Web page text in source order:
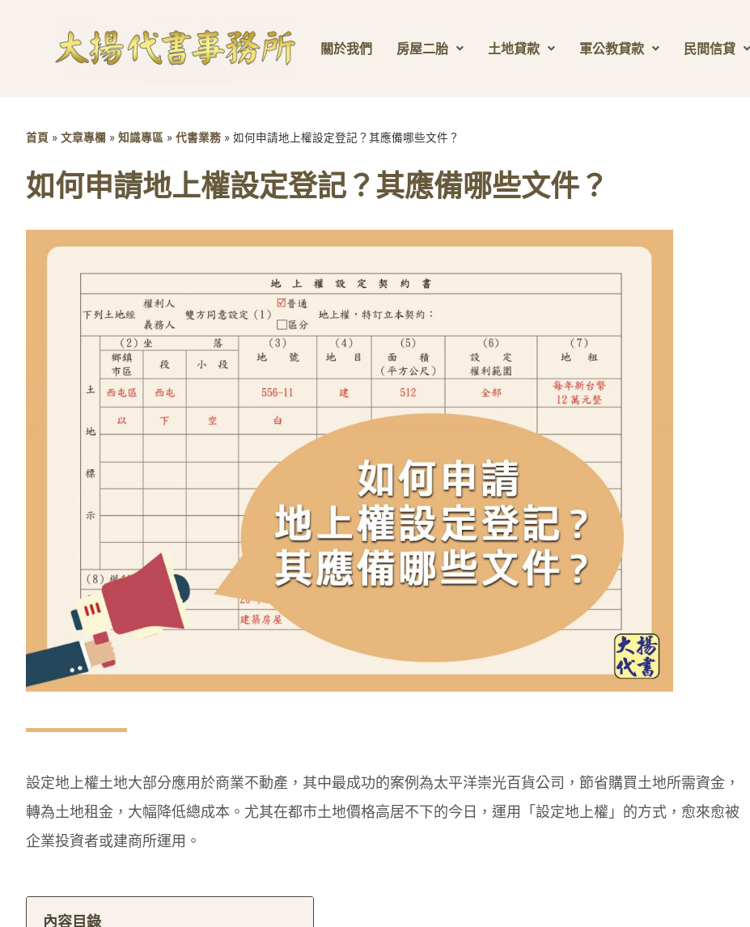
關於我們 房屋二胎 土地貸款 軍公教貸款 民間信貸
首頁 » 文章專欄 » 知識專區 » 代書業務 » 如何申請地上權設定登記？其應備哪些文件？
如何申請地上權設定登記？其應備哪些文件？
設定地上權土地大部分應用於商業不動產，其中最成功的案例為太平洋崇光百貨公司，節省購買土地所需資金，
轉為土地租金，大幅降低總成本。尤其在都市土地價格高居不下的今日，運用「設定地上權」的方式，愈來愈被
企業投資者或建商所運用。
內容目錄